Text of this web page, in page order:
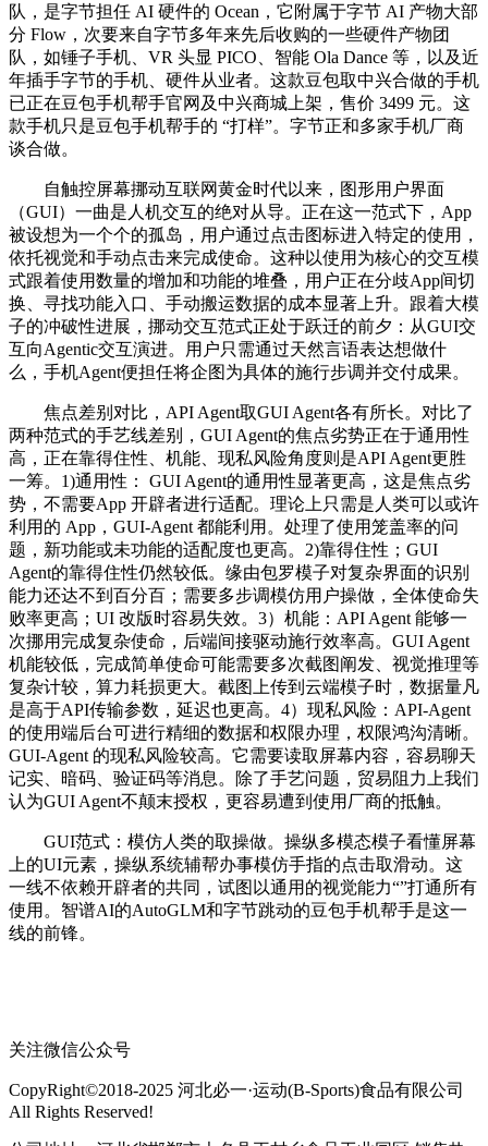
队，是字节担任 AI 硬件的 Ocean，它附属于字节 AI 产物大部
分 Flow，次要来自字节多年来先后收购的一些硬件产物团
队，如锤子手机、VR 头显 PICO、智能 Ola Dance 等，以及近
年插手字节的手机、硬件从业者。这款豆包取中兴合做的手机
已正在豆包手机帮手官网及中兴商城上架，售价 3499 元。这
款手机只是豆包手机帮手的 “打样”。字节正和多家手机厂商
谈合做。
自触控屏幕挪动互联网黄金时代以来，图形用户界面
（GUI）一曲是人机交互的绝对从导。正在这一范式下，App
被设想为一个个的孤岛，用户通过点击图标进入特定的使用，
依托视觉和手动点击来完成使命。这种以使用为核心的交互模
式跟着使用数量的增加和功能的堆叠，用户正在分歧App间切
换、寻找功能入口、手动搬运数据的成本显著上升。跟着大模
子的冲破性进展，挪动交互范式正处于跃迁的前夕：从GUI交
互向Agentic交互演进。用户只需通过天然言语表达想做什
么，手机Agent便担任将企图为具体的施行步调并交付成果。
焦点差别对比，API Agent取GUI Agent各有所长。对比了
两种范式的手艺线差别，GUI Agent的焦点劣势正在于通用性
高，正在靠得住性、机能、现私风险角度则是API Agent更胜
一筹。1)通用性： GUI Agent的通用性显著更高，这是焦点劣
势，不需要App 开辟者进行适配。理论上只需是人类可以或许
利用的 App，GUI-Agent 都能利用。处理了使用笼盖率的问
题，新功能或未功能的适配度也更高。2)靠得住性；GUI
Agent的靠得住性仍然较低。缘由包罗模子对复杂界面的识别
能力还达不到百分百；需要多步调模仿用户操做，全体使命失
败率更高；UI 改版时容易失效。3）机能：API Agent 能够一
次挪用完成复杂使命，后端间接驱动施行效率高。GUI Agent
机能较低，完成简单使命可能需要多次截图阐发、视觉推理等
复杂计较，算力耗损更大。截图上传到云端模子时，数据量凡
是高于API传输参数，延迟也更高。4）现私风险：API-Agent
的使用端后台可进行精细的数据和权限办理，权限鸿沟清晰。
GUI-Agent 的现私风险较高。它需要读取屏幕内容，容易聊天
记实、暗码、验证码等消息。除了手艺问题，贸易阻力上我们
认为GUI Agent不颠末授权，更容易遭到使用厂商的抵触。
GUI范式：模仿人类的取操做。操纵多模态模子看懂屏幕
上的UI元素，操纵系统辅帮办事模仿手指的点击取滑动。这
一线不依赖开辟者的共同，试图以通用的视觉能力“”打通所有
使用。智谱AI的AutoGLM和字节跳动的豆包手机帮手是这一
线的前锋。
关注微信公众号
CopyRight©2018-2025 河北必一·运动(B-Sports)食品有限公司
All Rights Reserved!